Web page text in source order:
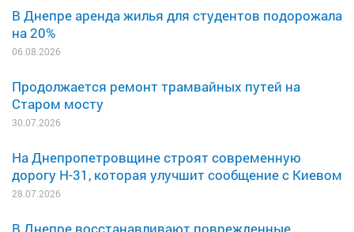
В Днепре аренда жилья для студентов подорожала
на 20%
06.08.2026
Продолжается ремонт трамвайных путей на
Старом мосту
30.07.2026
На Днепропетровщине строят современную
дорогу Н-31, которая улучшит сообщение с Киевом
28.07.2026
В Днепре восстанавливают поврежденные